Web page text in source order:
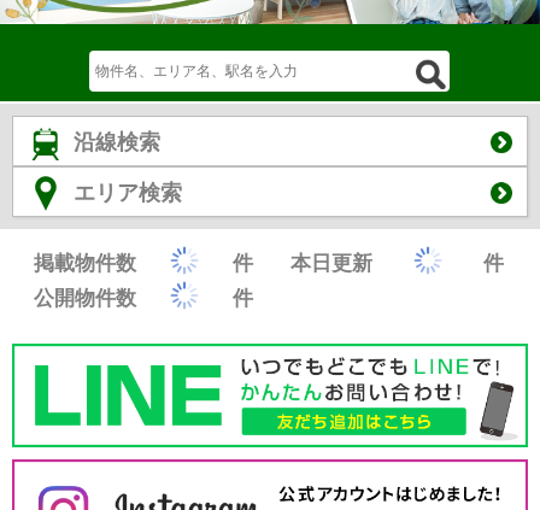
沿線検索
エリア検索
掲載物件数 件 本日更新
件
公開物件数
件